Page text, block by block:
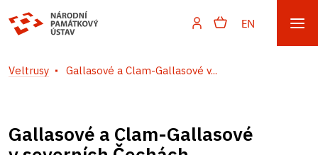
EN
Veltrusy Gallasové a Clam-Gallasové v...
Gallasové a Clam-Gallasové